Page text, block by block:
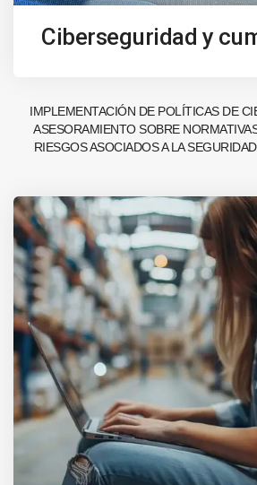
Ciberseguridad y
IMPLEMENTACIÓN DE POLÍTICAS DE
ASESORAMIENTO SOBRE
RIESGOS ASOCIADOS A LA